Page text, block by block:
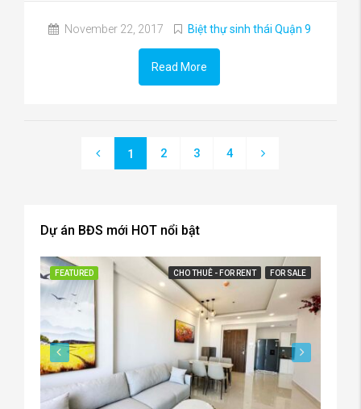
November 22, 2017 Biệt thự sinh thái Quận 9
Read More
1 2 3 4
Dự án BĐS mới HOT nổi bật
FEATURED CHO THUÊ - FOR RENT FOR SALE